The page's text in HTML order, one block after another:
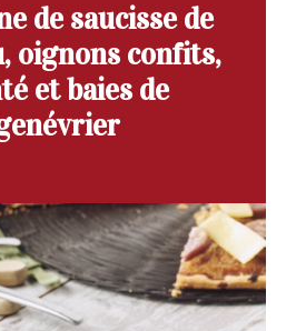
de saucisse de
oignons confits,
et baies de